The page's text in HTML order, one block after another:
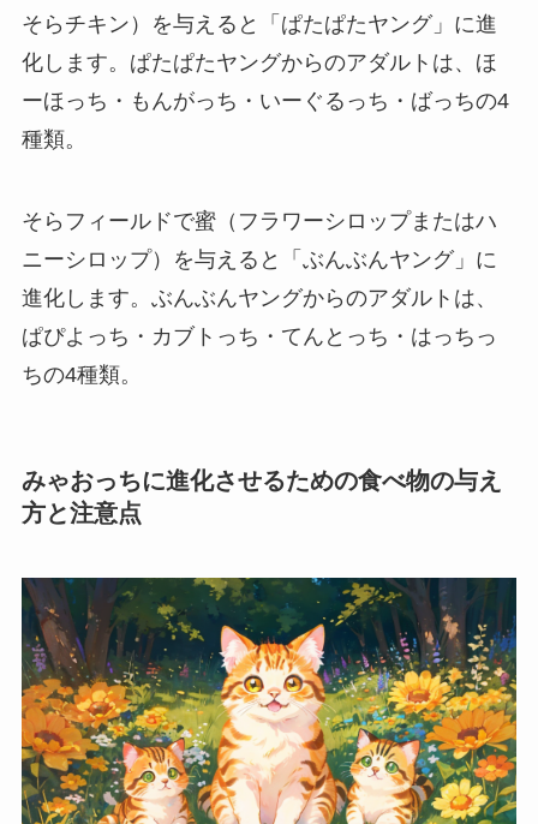
そらチキン）を与えると「ぱたぱたヤング」に進
化します。ぱたぱたヤングからのアダルトは、ほ
ーほっち・もんがっち・いーぐるっち・ばっちの4
種類。
そらフィールドで蜜（フラワーシロップまたはハ
ニーシロップ）を与えると「ぶんぶんヤング」に
進化します。ぶんぶんヤングからのアダルトは、
ぱぴよっち・カブトっち・てんとっち・はっちっ
ちの4種類。
みゃおっちに進化させるための食べ物の与え
方と注意点